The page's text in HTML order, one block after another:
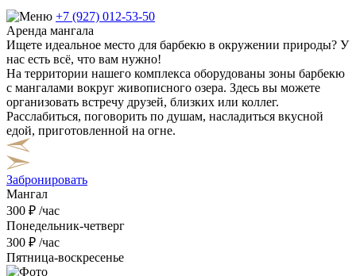
+7 (927) 012-53-50
Аренда мангала
Ищете идеальное место для барбекю в окружении природы? У
нас есть всё, что вам нужно!
На территории нашего комплекса оборудованы зоны барбекю
с мангалами вокруг живописного озера. Здесь вы можете
организовать встречу друзей, близких или коллег.
Расслабиться, поговорить по душам, насладиться вкусной
едой, приготовленной на огне.
Забронировать
Мангал
300 ₽ /час
Понедельник-четверг
300 ₽ /час
Пятница-воскресенье